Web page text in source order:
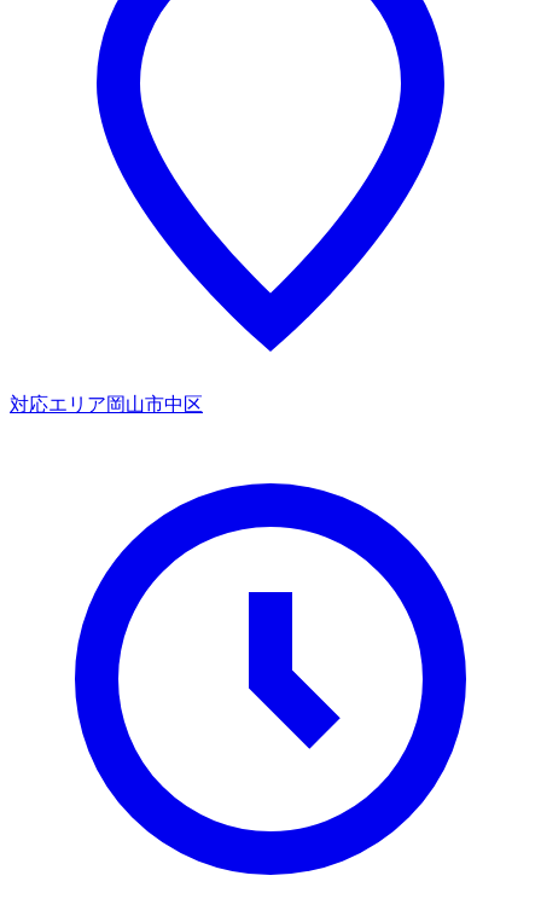
対応エリア岡山市中区